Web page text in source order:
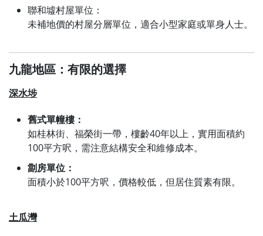
聯和墟村屋單位：
未補地價的村屋分層單位，適合小型家庭或單身人士。
九龍地區：有限的選擇
深水埗
舊式單幢樓：
如桂林街、福榮街一帶，樓齡40年以上，實用面積約
100平方呎，需注意結構安全和維修成本。
劏房單位：
面積小於100平方呎，價格較低，但居住質素有限。
土瓜灣